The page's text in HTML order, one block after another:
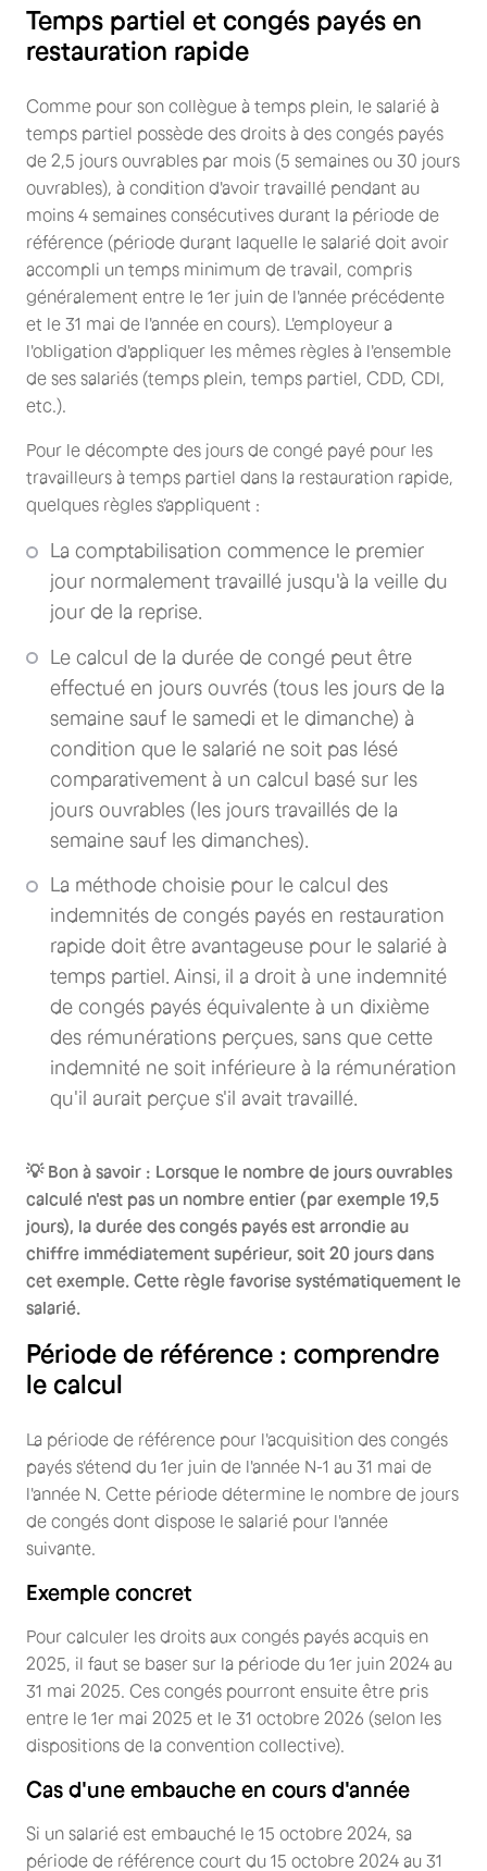
Temps partiel et congés payés en
restauration rapide
Comme pour son collègue à temps plein, le salarié à
temps partiel possède des droits à des congés payés
de 2,5 jours ouvrables par mois (5 semaines ou 30 jours
ouvrables), à condition d'avoir travaillé pendant au
moins 4 semaines consécutives durant la période de
référence (période durant laquelle le salarié doit avoir
accompli un temps minimum de travail, compris
généralement entre le 1er juin de l'année précédente
et le 31 mai de l'année en cours). L'employeur a
l'obligation d'appliquer les mêmes règles à l'ensemble
de ses salariés (temps plein, temps partiel, CDD, CDI,
etc.).
Pour le décompte des jours de congé payé pour les
travailleurs à temps partiel dans la restauration rapide,
quelques règles s'appliquent :
La comptabilisation commence le premier
jour normalement travaillé jusqu'à la veille du
jour de la reprise.
Le calcul de la durée de congé peut être
effectué en jours ouvrés (tous les jours de la
semaine sauf le samedi et le dimanche) à
condition que le salarié ne soit pas lésé
comparativement à un calcul basé sur les
jours ouvrables (les jours travaillés de la
semaine sauf les dimanches).
La méthode choisie pour le calcul des
indemnités de congés payés en restauration
rapide doit être avantageuse pour le salarié à
temps partiel. Ainsi, il a droit à une indemnité
de congés payés équivalente à un dixième
des rémunérations perçues, sans que cette
indemnité ne soit inférieure à la rémunération
qu'il aurait perçue s'il avait travaillé.
💡 Bon à savoir : Lorsque le nombre de jours ouvrables
calculé n'est pas un nombre entier (par exemple 19,5
jours), la durée des congés payés est arrondie au
chiffre immédiatement supérieur, soit 20 jours dans
cet exemple. Cette règle favorise systématiquement le
salarié.
Période de référence : comprendre
le calcul
La période de référence pour l'acquisition des congés
payés s'étend du 1er juin de l'année N-1 au 31 mai de
l'année N. Cette période détermine le nombre de jours
de congés dont dispose le salarié pour l'année
suivante.
Exemple concret
Pour calculer les droits aux congés payés acquis en
2025, il faut se baser sur la période du 1er juin 2024 au
31 mai 2025. Ces congés pourront ensuite être pris
entre le 1er mai 2025 et le 31 octobre 2026 (selon les
dispositions de la convention collective).
Cas d'une embauche en cours d'année
Si un salarié est embauché le 15 octobre 2024, sa
période de référence court du 15 octobre 2024 au 31